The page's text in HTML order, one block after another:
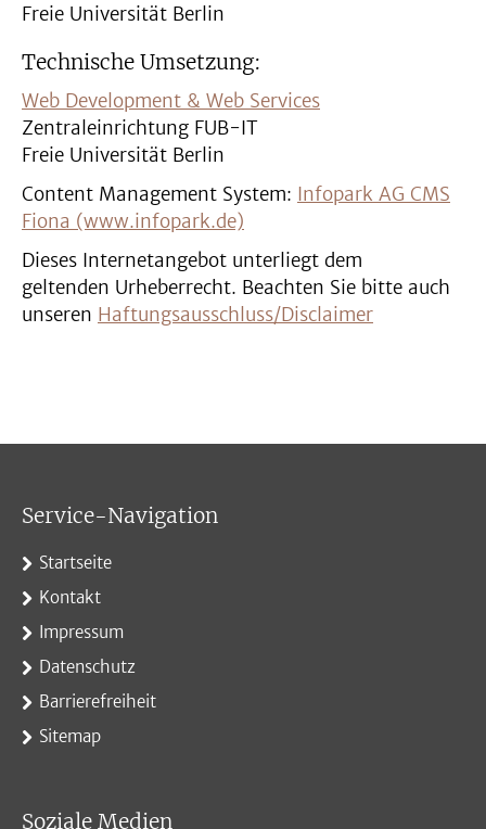
Freie Universität Berlin
Technische Umsetzung:
Web Development & Web Services
Zentraleinrichtung FUB-IT
Freie Universität Berlin
Content Management System: Infopark AG CMS
Fiona (www.infopark.de)
Dieses Internetangebot unterliegt dem
geltenden Urheberrecht. Beachten Sie bitte auch
unseren Haftungsausschluss/Disclaimer
Service-Navigation
Startseite
Kontakt
Impressum
Datenschutz
Barrierefreiheit
Sitemap
Soziale Medien